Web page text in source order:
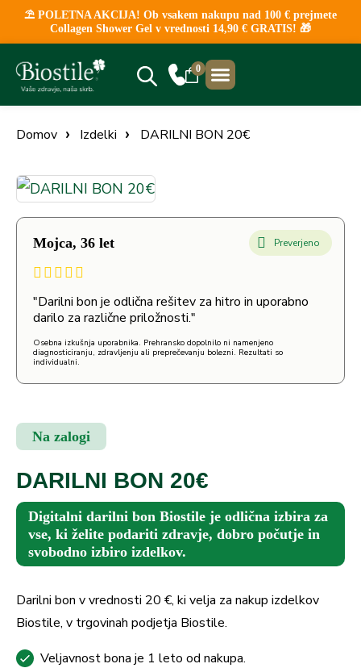
⛱️ POLETNA AKCIJA! Ob vsakem nakupu nad 100 € prejmete
Collagen Shower Gel v vrednosti 14,90 € GRATIS! 🎁
0
Domov Izdelki DARILNI BON 20€
Mojca, 36 let Preverjeno
"Darilni bon je odlična rešitev za hitro in uporabno
darilo za različne priložnosti."
Osebna izkušnja uporabnika. Prehransko dopolnilo ni namenjeno
diagnosticiranju, zdravljenju ali preprečevanju bolezni. Rezultati so
individualni.
Na zalogi
DARILNI BON 20€
Digitalni darilni bon Biostile je odlična izbira za
vse, ki želite podariti zdravje, dobro počutje in
svobodno izbiro izdelkov.
Darilni bon v vrednosti 20 €, ki velja za nakup izdelkov
Biostile, v trgovinah podjetja Biostile.
Veljavnost bona je 1 leto od nakupa.